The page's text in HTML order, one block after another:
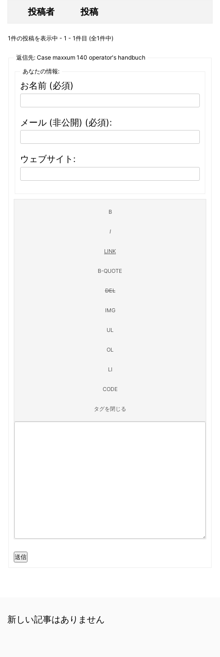
投稿者 投稿
1件の投稿を表示中 - 1 - 1件目 (全1件中)
返信先: Case maxxum 140 operator's handbuch
あなたの情報:
お名前 (必須)
メール (非公開) (必須):
ウェブサイト:
送信
新しい記事はありません